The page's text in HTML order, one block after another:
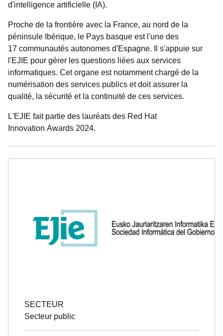
d'intelligence artificielle (IA).
Proche de la frontière avec la France, au nord de la
péninsule Ibérique, le Pays basque est l'une des
17 communautés autonomes d'Espagne. Il s'appuie sur
l'EJIE pour gérer les questions liées aux services
informatiques. Cet organe est notamment chargé de la
numérisation des services publics et doit assurer la
qualité, la sécurité et la continuité de ces services.
L'EJIE fait partie des lauréats des Red Hat
Innovation Awards 2024.
SECTEUR
Secteur public